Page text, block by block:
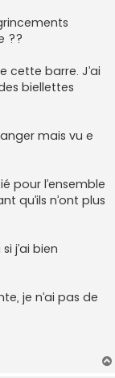
??
cette barre. J’ai
biellettes
mais vu e
pour l’ensemble
qu’ils n’ont plus
j’ai bien
je n’ai pas de